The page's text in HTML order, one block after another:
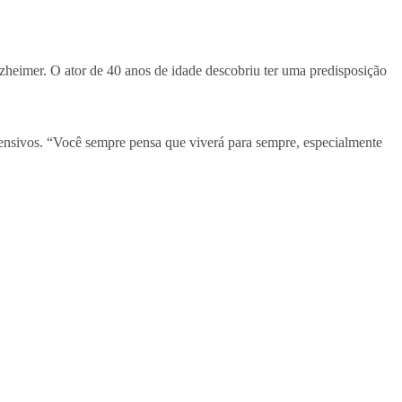
O ator de 40 anos de idade descobriu ter uma predisposição
“Você sempre pensa que viverá para sempre, especialmente